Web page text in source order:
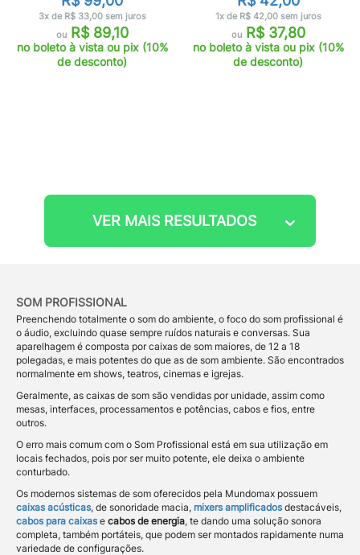
3x de R$ 33,00 sem juros
ouR$ 89,10
no boleto à vista ou pix (10%
de desconto)
1x de R$ 42,00 sem juros
ouR$ 37,80
no boleto à vista ou pix (10%
de desconto)
VER MAIS RESULTADOS
SOM PROFISSIONAL
Preenchendo totalmente o som do ambiente, o foco do som profissional é
o áudio, excluindo quase sempre ruídos naturais e conversas. Sua
aparelhagem é composta por caixas de som maiores, de 12 a 18
polegadas, e mais potentes do que as de som ambiente. São encontrados
normalmente em shows, teatros, cinemas e igrejas.
Geralmente, as caixas de som são vendidas por unidade, assim como
mesas, interfaces, processamentos e potências, cabos e fios, entre
outros.
O erro mais comum com o Som Profissional está em sua utilização em
locais fechados, pois por ser muito potente, ele deixa o ambiente
conturbado.
Os modernos sistemas de som oferecidos pela Mundomax possuem
caixas acústicas, de sonoridade macia, mixers amplificados destacáveis,
cabos para caixas e cabos de energia, te dando uma solução sonora
completa, também portáteis, que podem ser montados rapidamente numa
variedade de configurações.